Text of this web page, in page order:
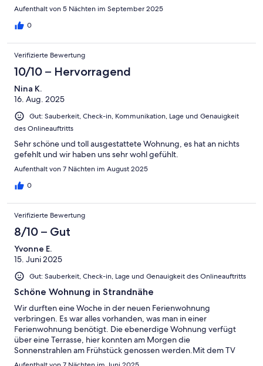
Aufenthalt von 5 Nächten im September 2025
0
Verifizierte Bewertung
10/10 – Hervorragend
Nina K.
16. Aug. 2025
Gut: Sauberkeit, Check-in, Kommunikation, Lage und Genauigkeit
des Onlineauftritts
Sehr schöne und toll ausgestattete Wohnung, es hat an nichts
gefehlt und wir haben uns sehr wohl gefühlt.
Aufenthalt von 7 Nächten im August 2025
0
Verifizierte Bewertung
8/10 – Gut
Yvonne E.
15. Juni 2025
Gut: Sauberkeit, Check-in, Lage und Genauigkeit des Onlineauftritts
Schöne Wohnung in Strandnähe
Wir durften eine Woche in der neuen Ferienwohnung
verbringen. Es war alles vorhanden, was man in einer
Ferienwohnung benötigt. Die ebenerdige Wohnung verfügt
über eine Terrasse, hier konnten am Morgen die
Sonnenstrahlen am Frühstück genossen werden.Mit dem TV
sind wir leider nicht zurecht gekommen, dieser verfügte einen